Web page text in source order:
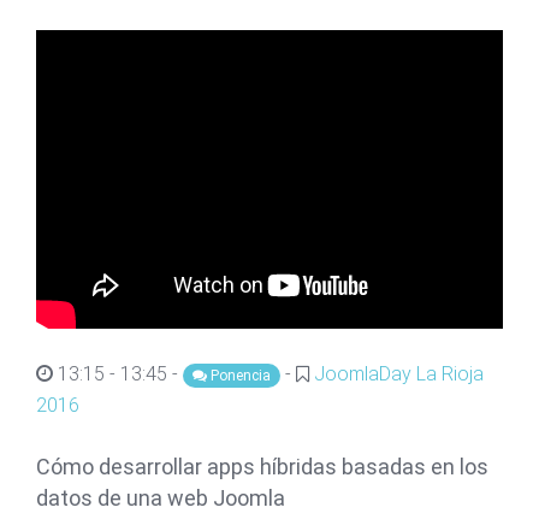
13:15 - 13:45 - Ponencia -
JoomlaDay La Rioja
2016
Cómo desarrollar apps híbridas basadas en los
datos de una web Joomla